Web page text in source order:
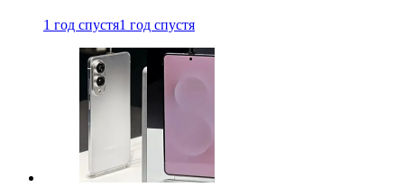
1 год спустя1 год спустя